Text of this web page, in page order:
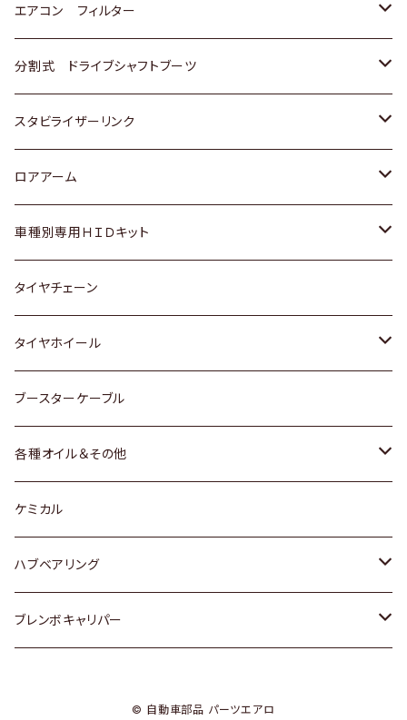
スバル
マツダ
三菱
スバル
三菱
スバル
スズキ
日産
いすゞ
ダイハツ
マツダ
三菱
スバル
レクサス
トヨタ
ホンダ
スズキ
日産
ダイハツ
マツダ
三菱
スバル
エアコン フィルター
トヨタ
ホンダ
スズキ
日産
いすゞ
ダイハツ
マツダ
三菱
スバル
分割式 ドライブシャフトブーツ
トヨタ
ホンダ
スズキ
日産
ダイハツ
スバル
スタビライザーリンク
トヨタ
ホンダ
スズキ
日産
ダイハツ
マツダ
ロアアーム
ホンダ
スズキ
日産
ダイハツ
マツダ
スバル
車種別専用ＨＩＤキット
トヨタ
マツダ
タイヤチェーン
タイヤホイール
トヨタ
ホンダ
スズキ
日産
ダイハツ
ブースターケーブル
各種オイル＆その他
ディーデル洗浄添加剤
ケミカル
ハブベアリング
トヨタ
ブレンボキャリパー
© 自動車部品 パーツエアロ